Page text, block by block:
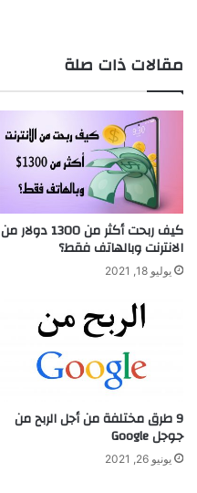
مقالات ذات صلة
كيف ربحت أكثر من 1300 دولار من
الانترنت وبالهاتف فقط؟
يوليو 18, 2021
9 طرق مختلفة من أجل الربح من
جوجل Google
يونيو 26, 2021